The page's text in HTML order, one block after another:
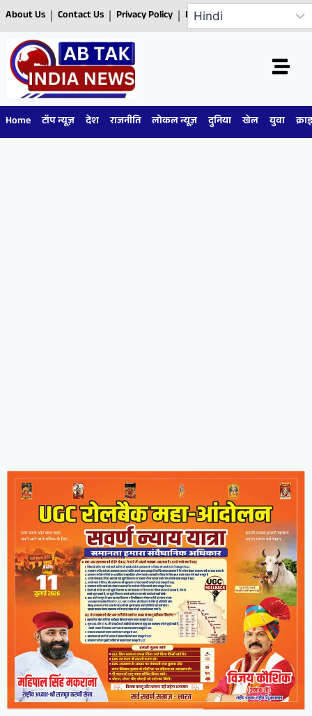
About Us Contact Us Privacy Policy Disclaimer
Home टॉप न्यूज़ देश राजनीति लोकल न्यूज़ दुनिया खेल युवा